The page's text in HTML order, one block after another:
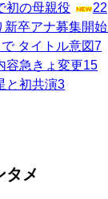
初の母親役
22
新卒アナ募集開始
タイトル意図7
容急きょ変更15
と初共演3
タメ